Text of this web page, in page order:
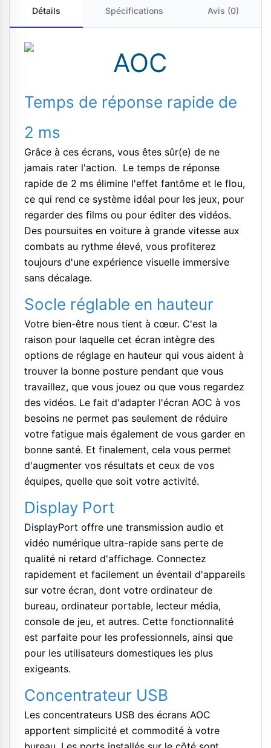
Détails Spécifications Avis (0)
Temps de réponse rapide de
2 ms
Grâce à ces écrans, vous êtes sûr(e) de ne
jamais rater l'action. Le temps de réponse
rapide de 2 ms élimine l'effet fantôme et le flou,
ce qui rend ce système idéal pour les jeux, pour
regarder des films ou pour éditer des vidéos.
Des poursuites en voiture à grande vitesse aux
combats au rythme élevé, vous profiterez
toujours d'une expérience visuelle immersive
sans décalage.
Socle réglable en hauteur
Votre bien-être nous tient à cœur. C'est la
raison pour laquelle cet écran intègre des
options de réglage en hauteur qui vous aident à
trouver la bonne posture pendant que vous
travaillez, que vous jouez ou que vous regardez
des vidéos. Le fait d'adapter l'écran AOC à vos
besoins ne permet pas seulement de réduire
votre fatigue mais également de vous garder en
bonne santé. Et finalement, cela vous permet
d'augmenter vos résultats et ceux de vos
équipes, quelle que soit votre activité.
Display Port
DisplayPort offre une transmission audio et
vidéo numérique ultra-rapide sans perte de
qualité ni retard d'affichage. Connectez
rapidement et facilement un éventail d'appareils
sur votre écran, dont votre ordinateur de
bureau, ordinateur portable, lecteur média,
console de jeu, et autres. Cette fonctionnalité
est parfaite pour les professionnels, ainsi que
pour les utilisateurs domestiques les plus
exigeants.
Concentrateur USB
Les concentrateurs USB des écrans AOC
apportent simplicité et commodité à votre